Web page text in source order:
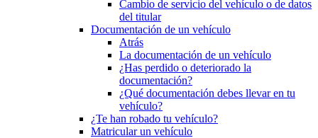
Cambio de servicio del vehículo o de datos
del titular
Documentación de un vehículo
Atrás
La documentación de un vehículo
¿Has perdido o deteriorado la
documentación?
¿Qué documentación debes llevar en tu
vehículo?
¿Te han robado tu vehículo?
Matricular un vehículo